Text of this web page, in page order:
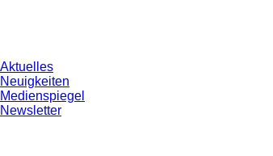
Aktuelles
Neuigkeiten
Medienspiegel
Newsletter